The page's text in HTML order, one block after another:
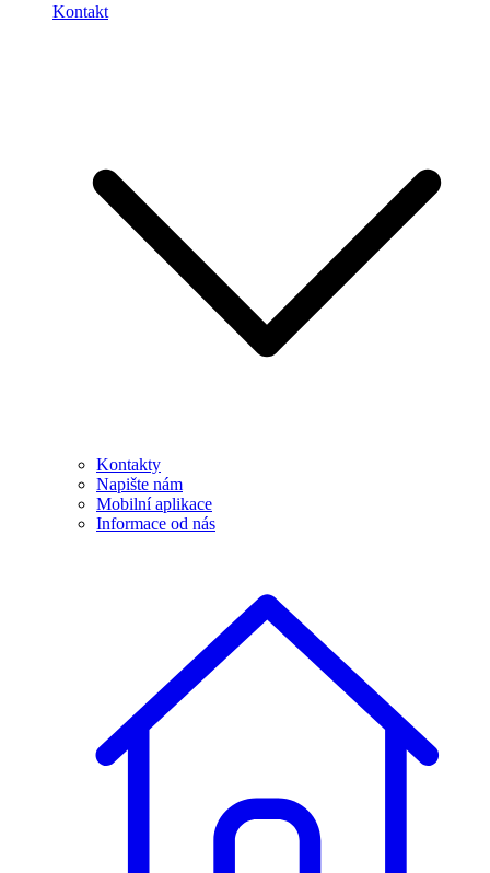
Kontakt
Kontakty
Napište nám
Mobilní aplikace
Informace od nás